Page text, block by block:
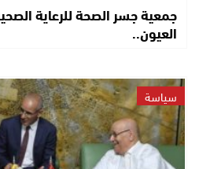
جمعية جسر الصحة للرعاية
العيون..
سياسة